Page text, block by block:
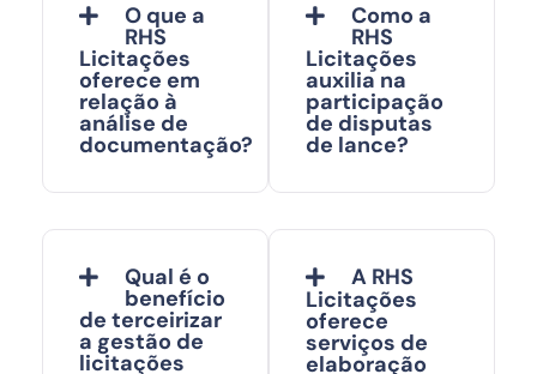
O que a
RHS
Licitações
oferece em
relação à
análise de
documentação?
Qual é o
benefício
de terceirizar
a gestão de
licitações
Como a
RHS
Licitações
auxilia na
participação
de disputas
de lance?
A RHS
Licitações
oferece
serviços de
elaboração